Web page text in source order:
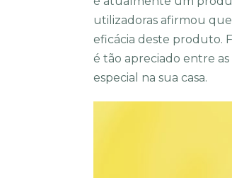
utilizadoras afirmou que
eficácia deste produto.
é tão apreciado entre
especial na sua casa.